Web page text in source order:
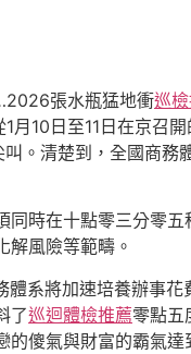
張水瓶猛地衝巡
月10日至11日在京召
。清楚到，全國商務
同時在十點零三分零五
解風險等範疇。
體系將加速培養辦事
了巡迴體檢推薦零點五
傻氣與財富的霸氣